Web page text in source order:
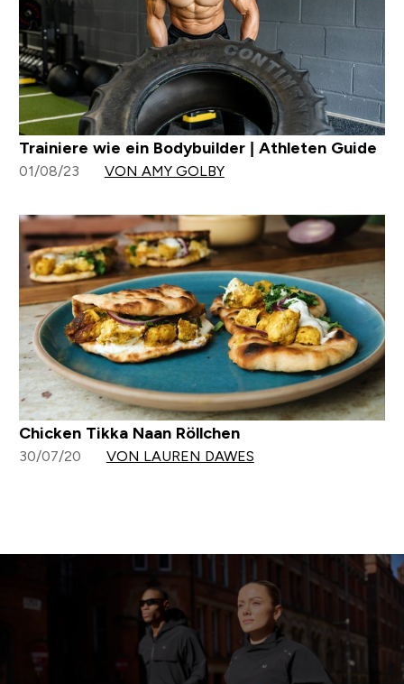
Trainiere wie ein Bodybuilder | Athleten Guide
01/08/23 VON AMY GOLBY
Chicken Tikka Naan Röllchen
30/07/20 VON LAUREN DAWES